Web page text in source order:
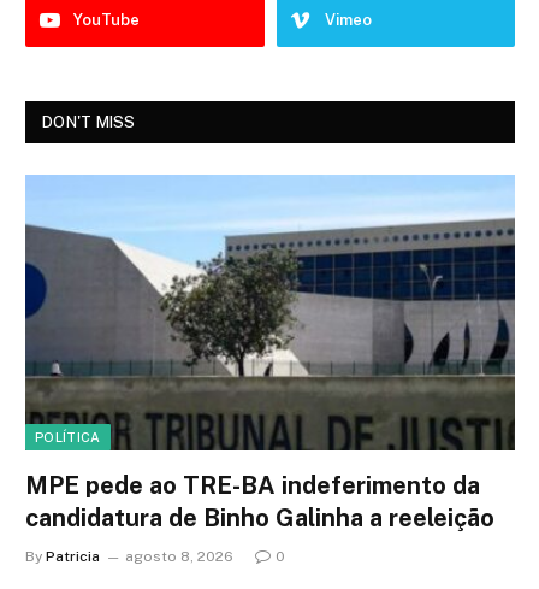
YouTube Vimeo
DON'T MISS
POLÍTICA
MPE pede ao TRE-BA indeferimento da
candidatura de Binho Galinha a reeleição
By Patricia agosto 8, 2026 0